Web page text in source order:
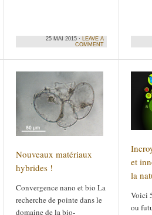
25 MAI 2015 · LEAVE A
COMMENT
Nouveaux matériaux
hybrides !
Convergence nano et bio La
recherche de pointe dans le
domaine de la bio-
et
la
Voici
ou